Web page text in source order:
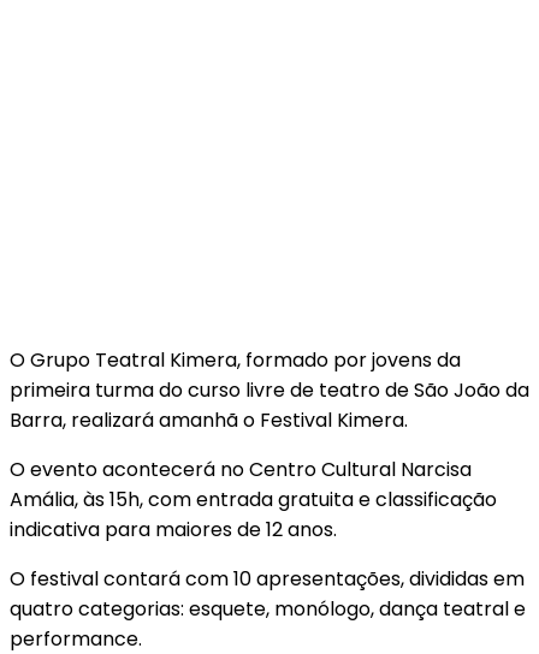
O Grupo Teatral Kimera, formado por jovens da
primeira turma do curso livre de teatro de São João da
Barra, realizará amanhã o Festival Kimera.
O evento acontecerá no Centro Cultural Narcisa
Amália, às 15h, com entrada gratuita e classificação
indicativa para maiores de 12 anos.
O festival contará com 10 apresentações, divididas em
quatro categorias: esquete, monólogo, dança teatral e
performance.